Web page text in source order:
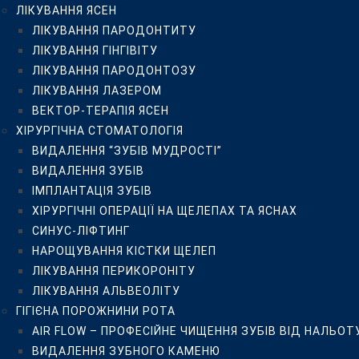
СИНУС-ЛІФТИНГ
НАРОЩУВАННЯ КІСТКИ ЩЕЛЕП
ЛІКУВАННЯ ПЕРИКОРОНІТУ
ЛІКУВАННЯ АЛЬВЕОЛІТУ
ГІГІЄНА ПОРОЖНИНИ РОТА
AIR FLOW – ПРОФЕСІЙНЕ ЧИЩЕННЯ ЗУБІВ ВІД
ВИДАЛЕННЯ ЗУБНОГО КАМЕНЮ
ДІАГНОСТИКА ЗУБІВ DIAGNODENT KAVO
ОЗОНОТЕРАПІЯ HEALOZONE
ДИТЯЧА СТОМАТОЛОГІЯ
БЕЗБОЛІСНЕ ВИДАЛЕННЯ МОЛОЧНИХ ЗУБІВ
ЗОВНІШНЯ ГЕРМЕТИЗАЦІЯ ФІСУР ПОСТІЙНИХ І
ЛІКУВАННЯ МОЛОЧНИХ ЗУБІВ БЕЗ БОЛЮ
ДИТЯЧИЙ ОРТОДОНТ
ОРТОДОНТИЧНЕ ЛІКУВАННЯ
ВСТАНОВЛЕННЯ БРЕКЕТІВ В КИЄВІ
МЕТАЛЕВІ БРЕКЕТИ
КЕРАМІЧНІ БРЕКЕТИ
ЛІКУВАННЯ ЯСЕН
ЛІКУВАННЯ ПАРОДОНТИТУ
ЛІКУВАННЯ ГІНГІВІТУ
ЛІКУВАННЯ ПАРОДОНТОЗУ
ЛІКУВАННЯ ЛАЗЕРОМ
ВЕКТОР-ТЕРАПІЯ ЯСЕН
ХІРУРГІЧНА СТОМАТОЛОГІЯ
ВИДАЛЕННЯ “ЗУБІВ МУДРОСТІ”
ВИДАЛЕННЯ ЗУБІВ
ІМПЛАНТАЦІЯ ЗУБІВ
ХІРУРГІЧНІ ОПЕРАЦІЇ НА ЩЕЛЕПАХ ТА ЯСНАХ
СИНУС-ЛІФТИНГ
НАРОЩУВАННЯ КІСТКИ ЩЕЛЕП
ЛІКУВАННЯ ПЕРИКОРОНІТУ
ЛІКУВАННЯ АЛЬВЕОЛІТУ
ГІГІЄНА ПОРОЖНИНИ РОТА
AIR FLOW – ПРОФЕСІЙНЕ ЧИЩЕННЯ ЗУБІВ ВІД
ВИДАЛЕННЯ ЗУБНОГО КАМЕНЮ